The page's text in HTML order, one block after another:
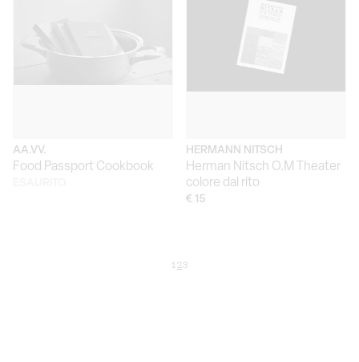
AA.VV.
Food Passport Cookbook
HERMANN NITSCH
Herman Nitsch O.M Theater
colore dal rito
€ 15
123